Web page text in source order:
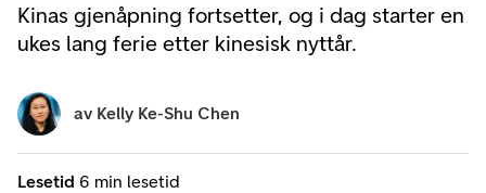
Kinas gjenåpning fortsetter, og i dag starter en
ukes lang ferie etter kinesisk nyttår.
Lesetid 6 min lesetid
av Kelly Ke-Shu Chen